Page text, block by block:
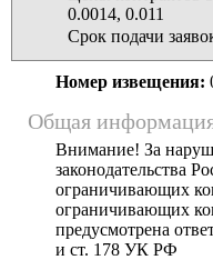
0.0014, 0.011
Срок подачи
Номер извещения:
Общая
Внимание! За
законодательства
ограничивающих
ограничивающих
предусмотрена
и ст. 178 УК РФ